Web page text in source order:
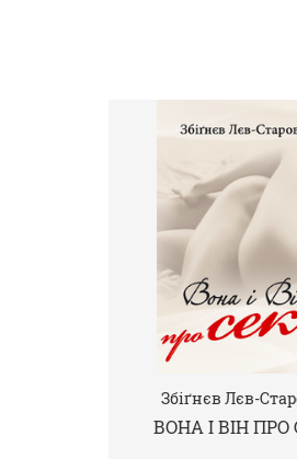
Збіґнєв Лєв-
ВОНА І ВІН ПРО